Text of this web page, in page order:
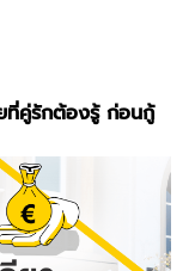
ที่คู่รักต้องรู้ ก่อนกู้